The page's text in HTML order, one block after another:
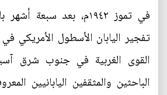
في تموز ١٩٤٢م، بعد سبعة
تفجير اليابان الأسطول الأمريكي
القوى الغربية في جنوب شرق
الباحثين والمثقفين اليابانيين